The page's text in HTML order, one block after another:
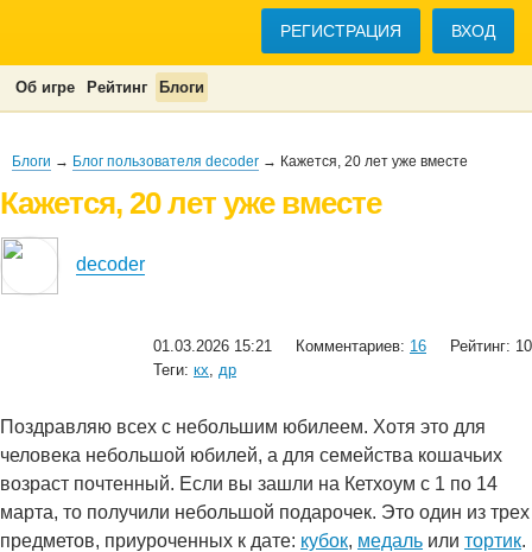
РЕГИСТРАЦИЯ ВХОД
Об игре Рейтинг Блоги
Блоги → Блог пользователя decoder → Кажется, 20 лет уже вместе
Кажется, 20 лет уже вместе
decoder
01.03.2026 15:21 Комментариев: 16
Рейтинг: 10
Теги: кх, др
Поздравляю всех с небольшим юбилеем. Хотя это для
человека небольшой юбилей, а для семейства кошачьих
возраст почтенный. Если вы зашли на Кетхоум с 1 по 14
марта, то получили небольшой подарочек. Это один из трех
предметов, приуроченных к дате: кубок, медаль или тортик.